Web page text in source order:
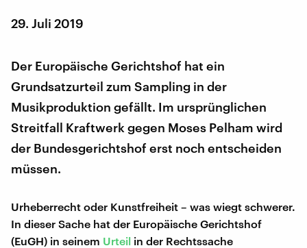
29. Juli 2019
Der Europäische Gerichtshof hat ein
Grundsatzurteil zum Sampling in der
Musikproduktion gefällt. Im ursprünglichen
Streitfall Kraftwerk gegen Moses Pelham wird
der Bundesgerichtshof erst noch entscheiden
müssen.
Urheberrecht oder Kunstfreiheit – was wiegt schwerer.
In dieser Sache hat der Europäische Gerichtshof
(EuGH) in seinem Urteil in der Rechtssache